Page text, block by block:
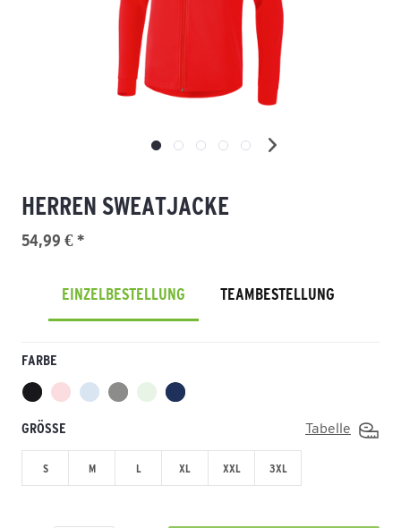
HERREN SWEATJACKE
54,99 € *
EINZELBESTELLUNG TEAMBESTELLUNG
FARBE
GRÖSSE Tabelle
S M L XL XXL 3XL